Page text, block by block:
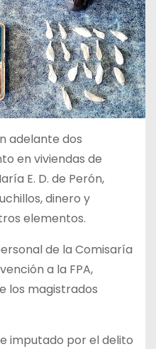
adelante dos
en viviendas de
E. D. de Perón,
dinero y
elementos.
de la Comisaría
a la FPA,
los magistrados
imputado por el delito